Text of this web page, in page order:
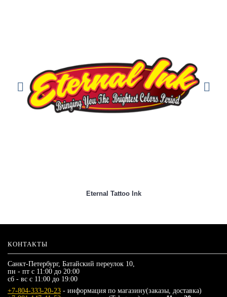
Eternal Tattoo Ink
КОНТАКТЫ
Санкт-Петербург, Батайский переулок 10,
пн - пт с 11:00 до 20:00
сб - вс с 11:00 до 19:00
+7-804-333-20-23 - информация по магазину(заказы, доставка)